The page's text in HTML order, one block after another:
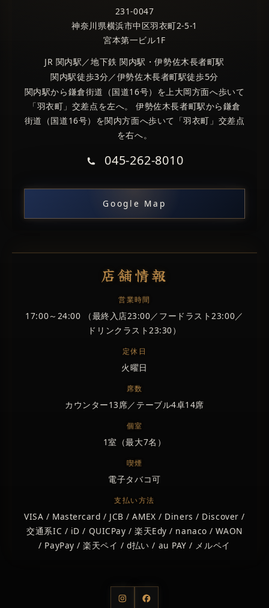
231-0047
神奈川県横浜市中区羽衣町2-5-1
宮本第一ビル1F
JR 関内駅／地下鉄 関内駅・伊勢佐木長者町駅
関内駅徒歩3分／伊勢佐木長者町駅徒歩5分
関内駅から鎌倉街道（国道16号）を上大岡方面へ歩いて
「羽衣町」交差点を左へ。 伊勢佐木長者町駅から鎌倉
街道（国道16号）を関内方面へ歩いて「羽衣町」交差点
を右へ。
045-262-8010
Google Map
店舗情報
営業時間
17:00～24:00 （最終入店23:00／フードラスト23:00／
ドリンクラスト23:30）
定休日
火曜日
席数
カウンター13席／テーブル4卓14席
個室
1室（最大7名）
喫煙
電子タバコ可
支払い方法
VISA / Mastercard / JCB / AMEX / Diners / Discover /
交通系IC / iD / QUICPay / 楽天Edy / nanaco / WAON
/ PayPay / 楽天ペイ / d払い / au PAY / メルペイ